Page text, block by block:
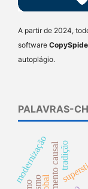
A partir de 2024,
software
autoplágio.
PALAVRAS-
argumento causal
modernização tradição